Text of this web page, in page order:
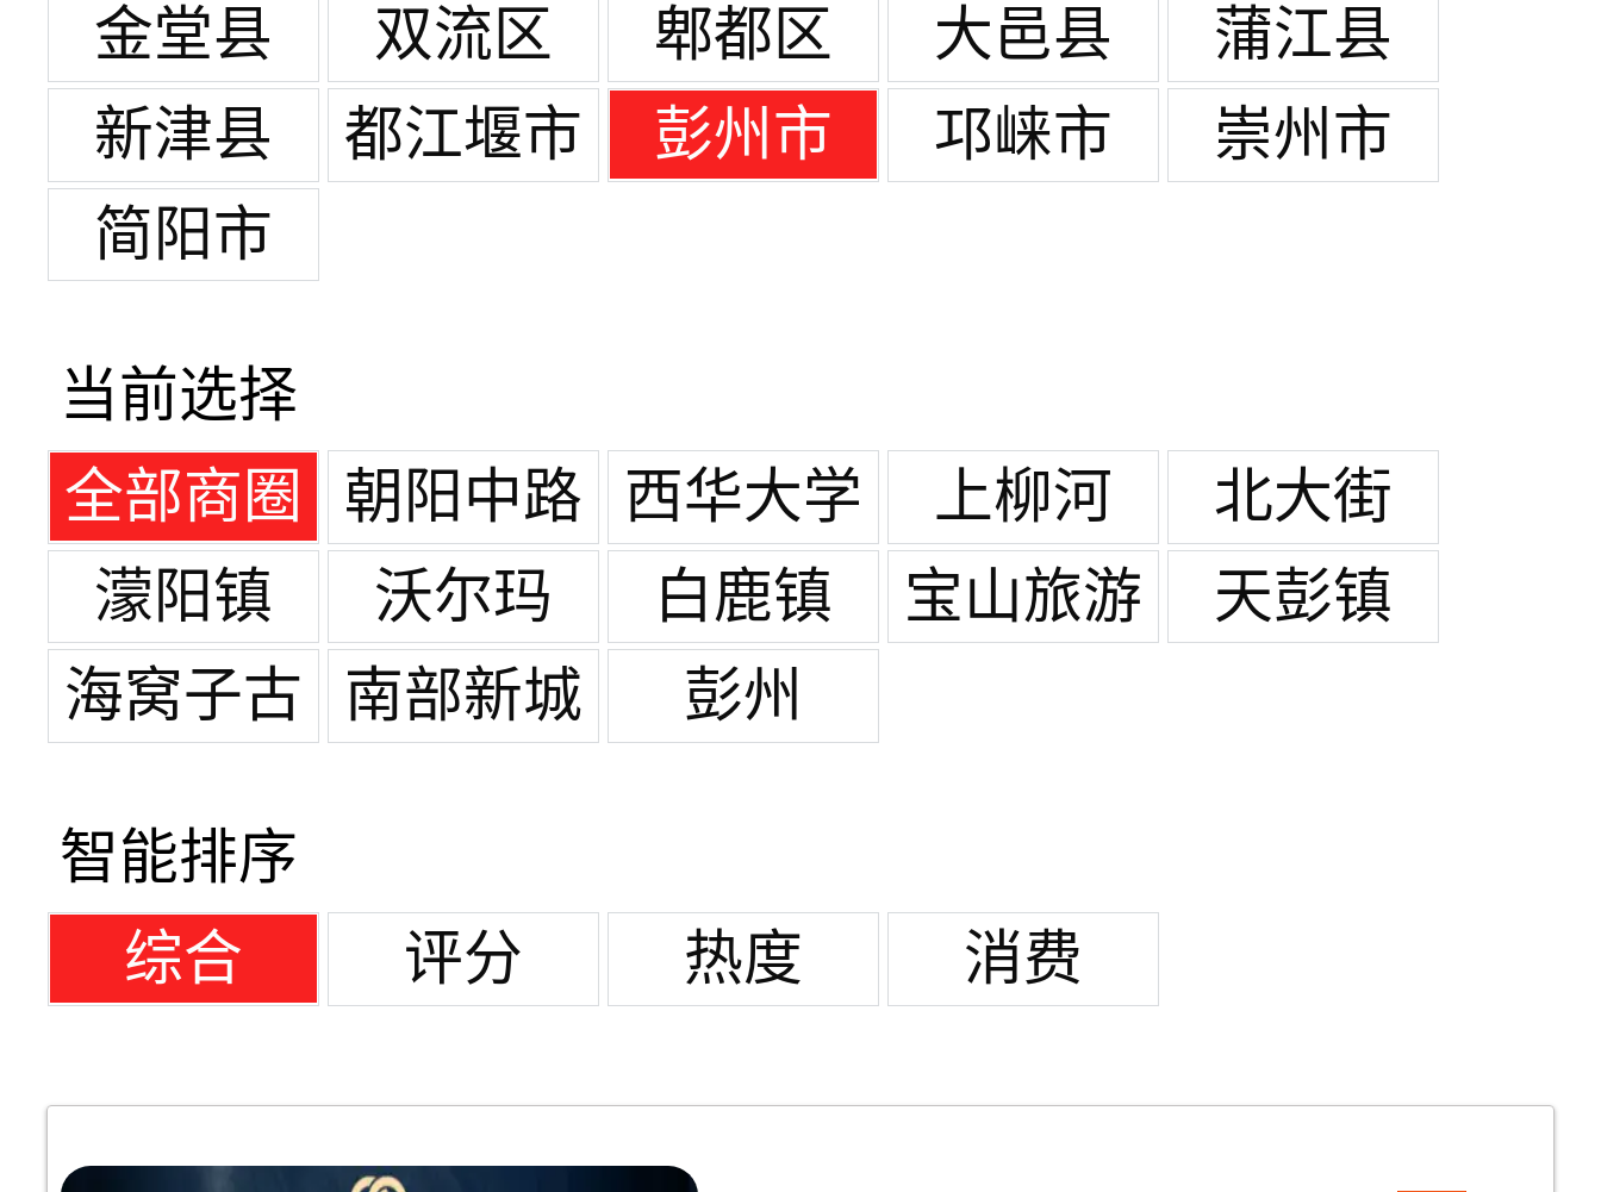
金堂县
双流区 郫都区 大邑县
蒲江县
新津县
都江堰市 彭州市 邛崃市
崇州市
简阳市
当前选择
全部商圈
朝阳中路 西华大学 上柳河
北大街
濛阳镇
沃尔玛 白鹿镇
宝山旅游
天彭镇
海窝子古
南部新城 彭州
智能排序
综合
评分 热度 消费